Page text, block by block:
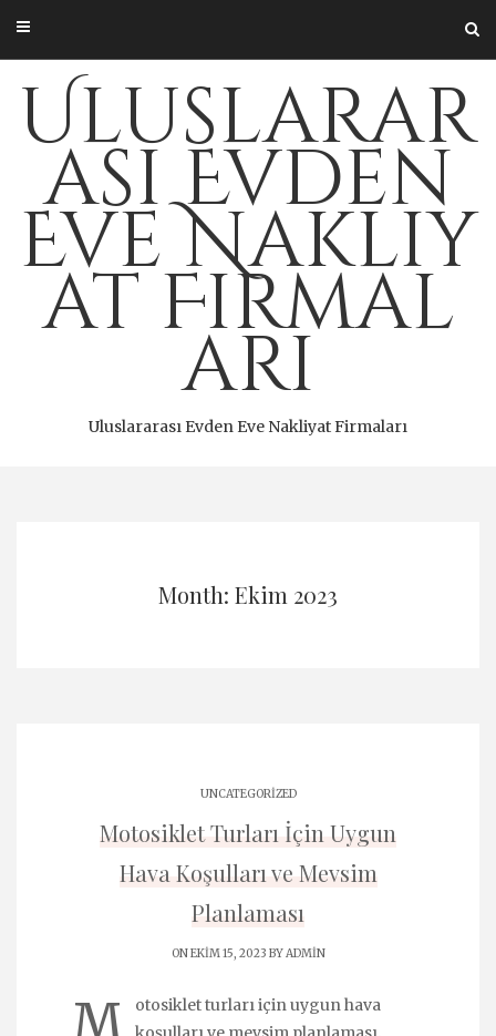
content
Uluslarar
ası Evden
Eve Nakliy
at Firmal
arı
Uluslararası Evden Eve Nakliyat Firmaları
Month: Ekim 2023
UNCATEGORIZED
Motosiklet Turları İçin Uygun
Hava Koşulları ve Mevsim
Planlaması
ON EKIM 15, 2023 BYADMIN
M
otosiklet turları için uygun hava